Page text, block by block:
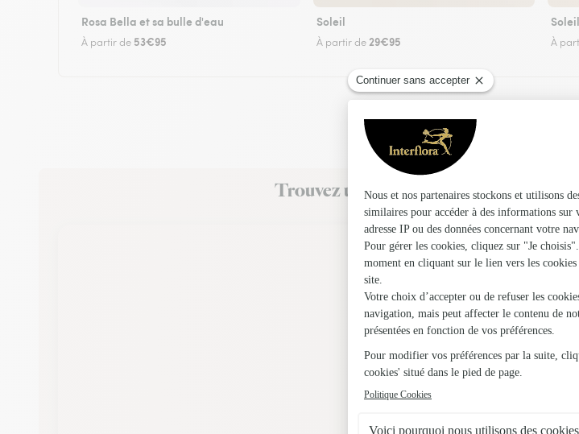
Rosa Bella et sa bulle d'eau
À partir de 53€95
Soleil
À partir de 29€95 À
Trouvez un fleuriste Interflora à